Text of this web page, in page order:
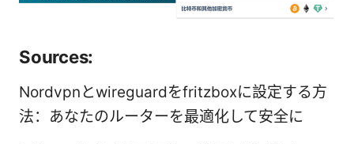
Sources:
Nordvpnとwireguardをfritzboxに設定する方
法：あなたのルーターを最適化して安全に